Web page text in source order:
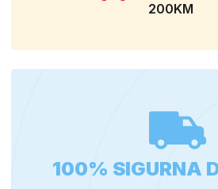
200KM
100% SIGURNA